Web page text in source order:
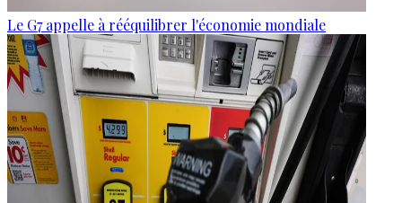
Le G7 appelle à rééquilibrer l'économie mondiale